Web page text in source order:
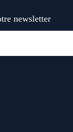
newsletter